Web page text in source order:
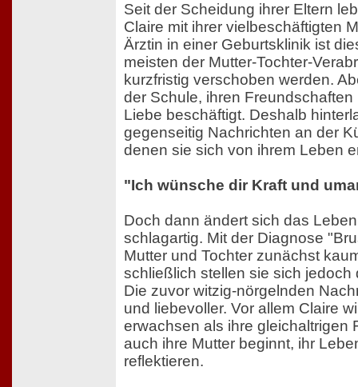
Seit der Scheidung ihrer Eltern
Claire mit ihrer vielbeschäftigten
Ärztin in einer Geburtsklinik ist
meisten der Mutter-Tochter-
kurzfristig verschoben werden.
der Schule, ihren Freundschaften
Liebe beschäftigt. Deshalb
gegenseitig Nachrichten an der
denen sie sich von ihrem Leben
"Ich wünsche dir Kraft und
Doch dann ändert sich das
schlagartig. Mit der Diagnose
Mutter und Tochter zunächst
schließlich stellen sie sich jedoch
Die zuvor witzig-nörgelnden
und liebevoller. Vor allem Claire
erwachsen als ihre gleichaltrigen
auch ihre Mutter beginnt, ihr
reflektieren.